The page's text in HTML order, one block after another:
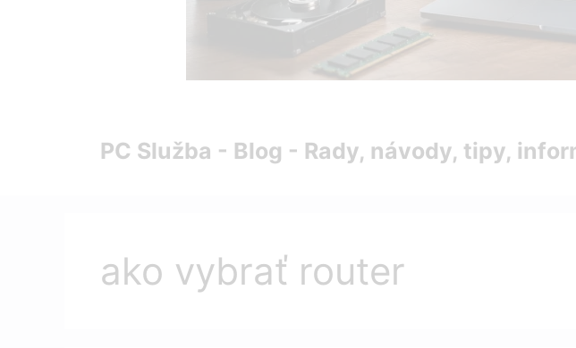
PC Služba - Blog - Rady, návody, tipy,
ako vybrať router